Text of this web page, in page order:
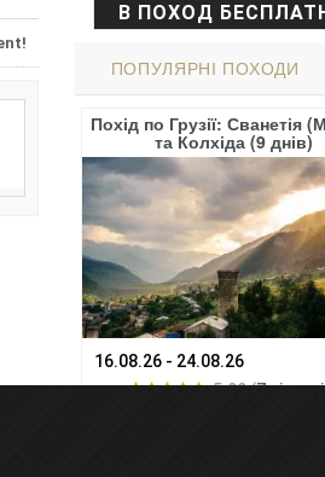
В ПОХОД
ПОПУЛЯРНІ ПОХОДИ
)
Похід по Грузії: Сванетія
та Колхіда (9 днів)
16.08.26 - 24.08.26
5.00(7